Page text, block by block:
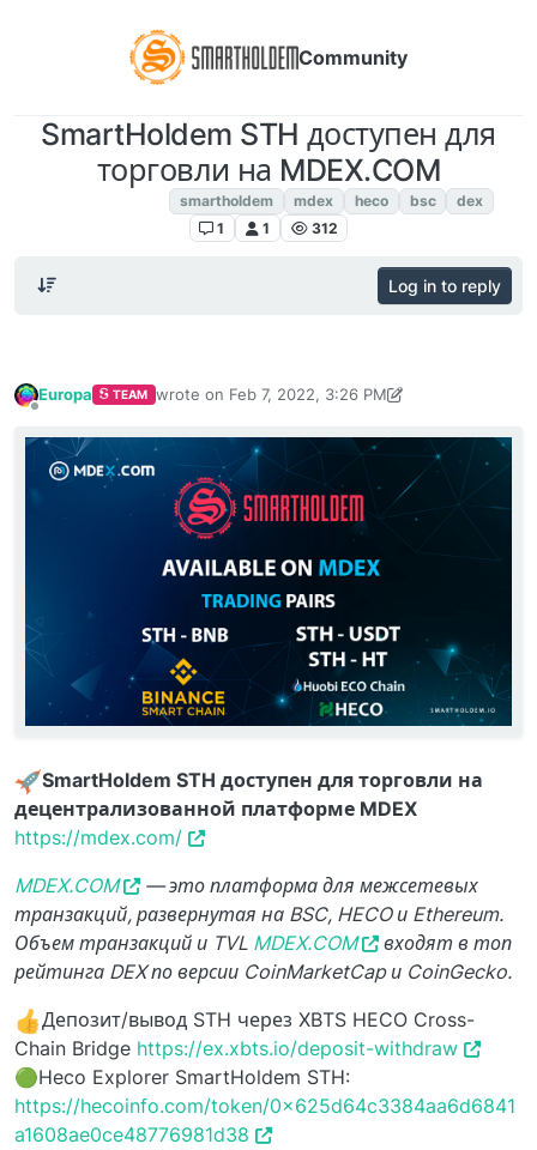
Community
SmartHoldem STH доступен для
торговли на MDEX.COM
smartholdem mdex heco bsc
dex
1
1 312
Log in to reply
Europa TEAM wrote on Feb 7, 2022, 3:26 PM
last edited by EuropaSep 8, 2022, 2:58 PM
SmartHoldem STH доступен для торговли на
децентрализованной платформе MDEX
https://mdex.com/
MDEX.COM
— это платформа для межсетевых
транзакций, развернутая на BSC, HECO и Ethereum.
Объем транзакций и TVL MDEX.COM
входят в топ
рейтинга DEX по версии CoinMarketCap и CoinGecko.
Депозит/вывод STH через XBTS HECO Cross-
Chain Bridge https://ex.xbts.io/deposit-withdraw
🟢Heco Explorer SmartHoldem STH:
https://hecoinfo.com/token/0x625d64c3384aa6d6841
a1608ae0ce48776981d38